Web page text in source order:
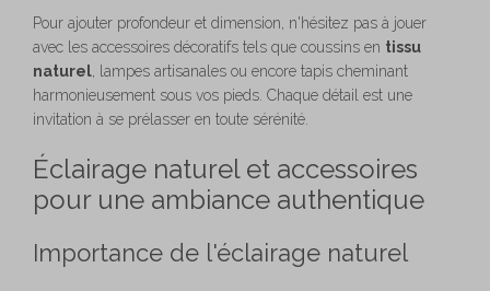
Pour ajouter profondeur et dimension, n'hésitez pas à jouer
avec les accessoires décoratifs tels que coussins en tissu
naturel , lampes artisanales ou encore tapis cheminant
harmonieusement sous vos pieds. Chaque détail est une
invitation à se prélasser en toute sérénité.
Éclairage naturel et accessoires
pour une ambiance authentique
Importance de l'éclairage naturel